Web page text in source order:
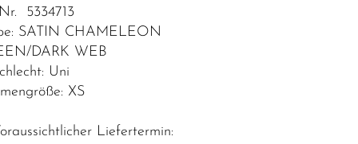
5334713
SATIN CHAMELEON
DARK WEB
Uni
XS
Liefertermin: